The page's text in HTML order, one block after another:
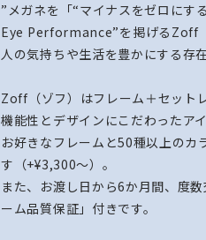
”メガネを「“マイナスをゼロにす
Eye Performance”を掲げるZoff
人の気持ちや生活を豊かにする存
Zoff（ゾフ）はフレーム＋セット
機能性とデザインにこだわったア
お好きなフレームと50種以上のカ
す（+¥3,300～）。​
また、お渡し日から6か月間、度
ーム品質保証」付きです。